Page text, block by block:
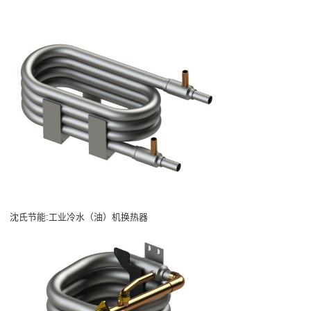
沈氏节能:工业冷水（油）机换热器